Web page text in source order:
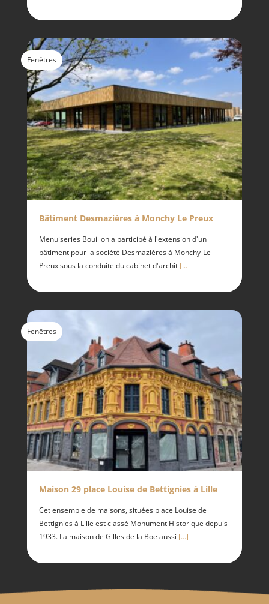
Fenêtres
Bâtiment Desmazières à Monchy Le Preux
Menuiseries Bouillon a participé à l'extension d'un
bâtiment pour la société Desmazières à Monchy-Le-
Preux sous la conduite du cabinet d'archit [...]
Fenêtres
Maison 29 place Louise de Bettignies à Lille
Cet ensemble de maisons, situées place Louise de
Bettignies à Lille est classé Monument Historique depuis
1933. La maison de Gilles de la Boe aussi [...]